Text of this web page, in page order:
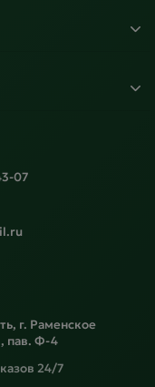
07
г. Раменское
пав. Ф-4
24/7